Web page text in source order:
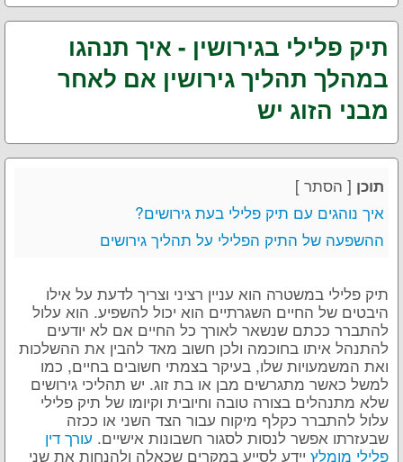
תיק פלילי בגירושין - איך תנהגו
במהלך תהליך גירושין אם לאחר
מבני הזוג יש
תוכן [ הסתר ]
איך נוהגים עם תיק פלילי בעת גירושים?
ההשפעה של התיק הפלילי על תהליך גירושים
תיק פלילי במשטרה הוא עניין רציני וצריך לדעת על אילו
היבטים של החיים השגרתיים הוא יכול להשפיע. הוא עלול
להתברר ככתם שנשאר לאורך כל החיים אם לא יודעים
להתנהל איתו בחוכמה ולכן חשוב מאד להבין את ההשלכות
ואת המשמעויות שלו, בעיקר בצמתי חשובים בחיים, כמו
למשל כאשר מתגרשים מבן או בת זוג. יש תהליכי גירושים
שלא מתנהלים בצורה טובה וחיובית וקיומו של תיק פלילי
עלול להתברר כקלף מיקוח עבור הצד השני או ככזה
שבעזרתו אפשר לנסות לסגור חשבונות אישיים. עורך דין
פלילי מומלץ יידע לסייע במקרים שכאלה ולהנחות את שני